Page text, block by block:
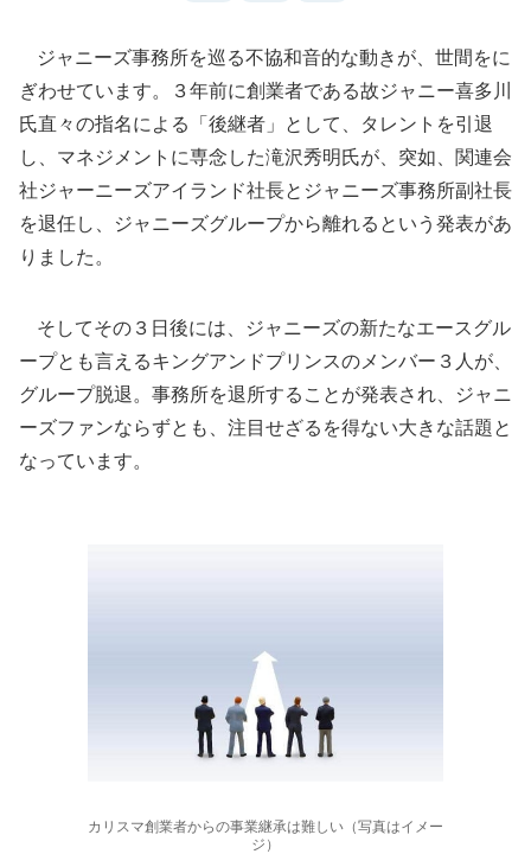
ジャニーズ事務所を巡る不協和音的な動きが、世間をに
ぎわせています。３年前に創業者である故ジャニー喜多川
氏直々の指名による「後継者」として、タレントを引退
し、マネジメントに専念した滝沢秀明氏が、突如、関連会
社ジャーニーズアイランド社長とジャニーズ事務所副社長
を退任し、ジャニーズグループから離れるという発表があ
りました。
そしてその３日後には、ジャニーズの新たなエースグル
ープとも言えるキングアンドプリンスのメンバー３人が、
グループ脱退。事務所を退所することが発表され、ジャニ
ーズファンならずとも、注目せざるを得ない大きな話題と
なっています。
カリスマ創業者からの事業継承は難しい（写真はイメー
ジ）